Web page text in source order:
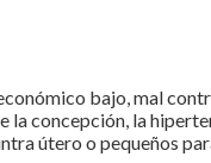
bajo, mal
concepción, la
útero o pequeños